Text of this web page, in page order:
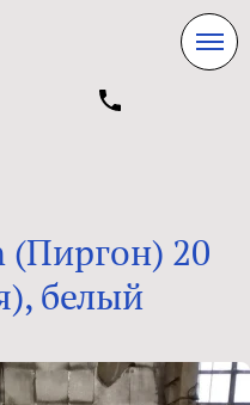
20
белый